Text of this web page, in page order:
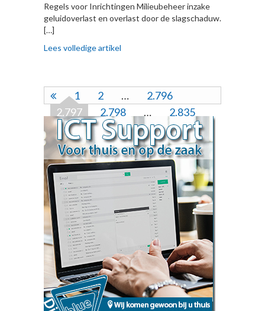
Regels voor Inrichtingen Milieubeheer inzake
geluidoverlast en overlast door de slagschaduw.
[…]
Lees volledige artikel
1 2 …
2.796
2.797
2.798 …
2.835
2.836